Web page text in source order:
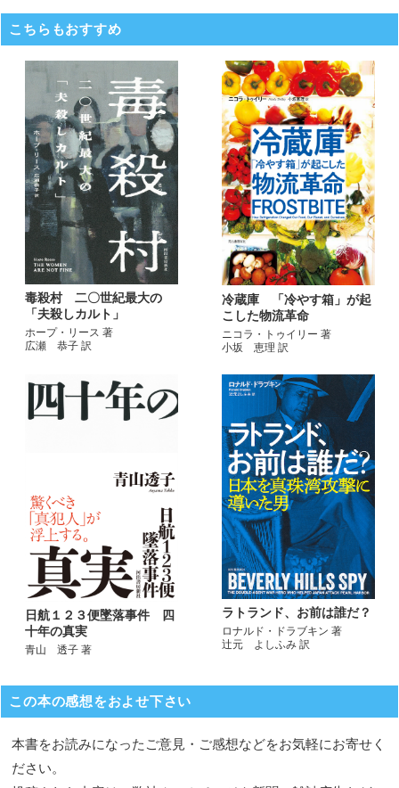
こちらもおすすめ
毒殺村 二〇世紀最大の
「夫殺しカルト」
ホープ・リース 著
広瀬 恭子 訳
冷蔵庫 「冷やす箱」が起
こした物流革命
ニコラ・トゥイリー 著
小坂 恵理 訳
日航１２３便墜落事件 四
十年の真実
青山 透子 著
ラトランド、お前は誰だ？
ロナルド・ドラブキン 著
辻元 よしふみ 訳
この本の感想をおよせ下さい
本書をお読みになったご意見・ご感想などをお気軽にお寄せく
ださい。